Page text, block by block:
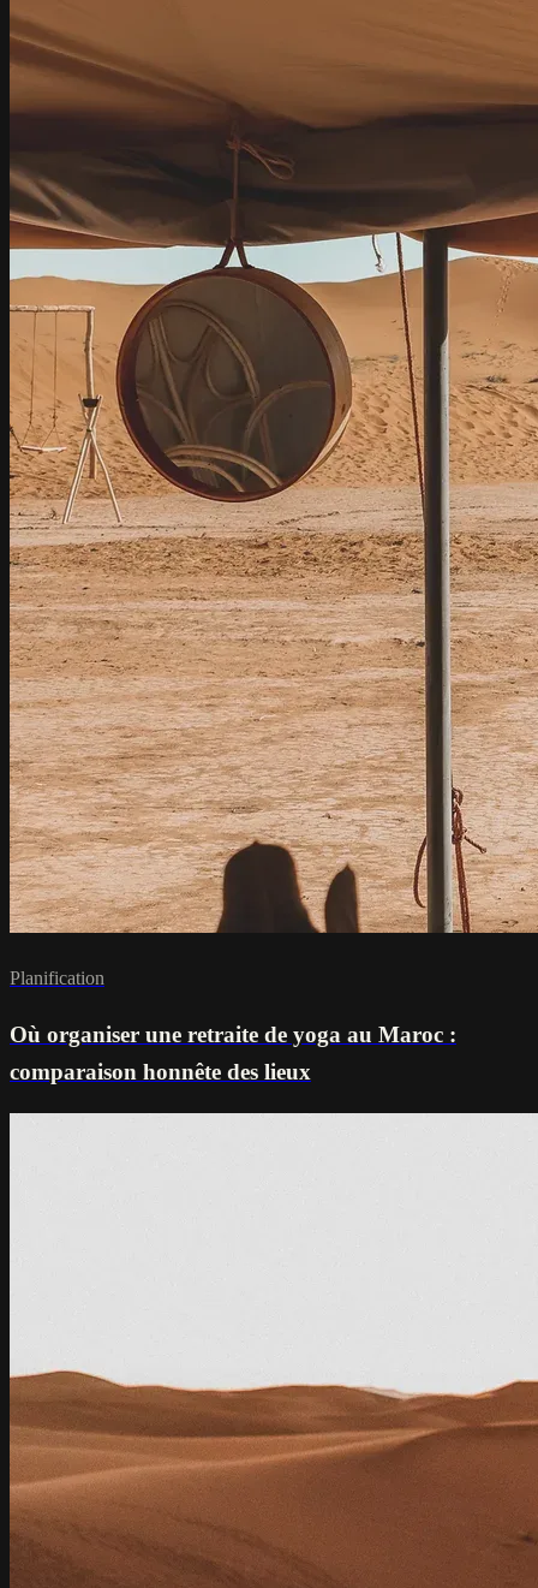
Planification
Où organiser une retraite de yoga au Maroc :
comparaison honnête des lieux